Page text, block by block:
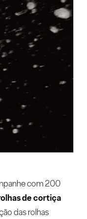
com 200
de cortiça
das rolhas